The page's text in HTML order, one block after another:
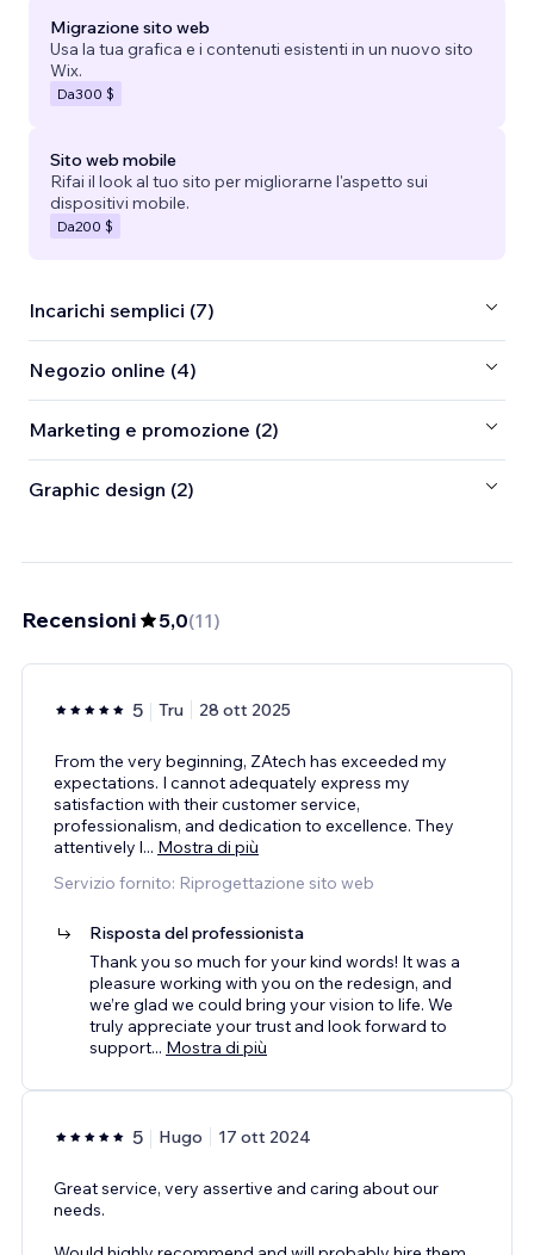
Migrazione sito web
Usa la tua grafica e i contenuti esistenti in un nuovo sito
Wix.
Da300 $
Sito web mobile
Rifai il look al tuo sito per migliorarne l'aspetto sui
dispositivi mobile.
Da200 $
Incarichi semplici (7)
Negozio online (4)
Marketing e promozione (2)
Graphic design (2)
Recensioni 5,0(11)
5 Tru 28 ott 2025
From the very beginning, ZAtech has exceeded my
expectations. I cannot adequately express my
satisfaction with their customer service,
professionalism, and dedication to excellence. They
attentively l... Mostra di più
Servizio fornito: Riprogettazione sito web
Risposta del professionista
Thank you so much for your kind words! It was a
pleasure working with you on the redesign, and
we’re glad we could bring your vision to life. We
truly appreciate your trust and look forward to
support... Mostra di più
5 Hugo 17 ott 2024
Great service, very assertive and caring about our
needs.